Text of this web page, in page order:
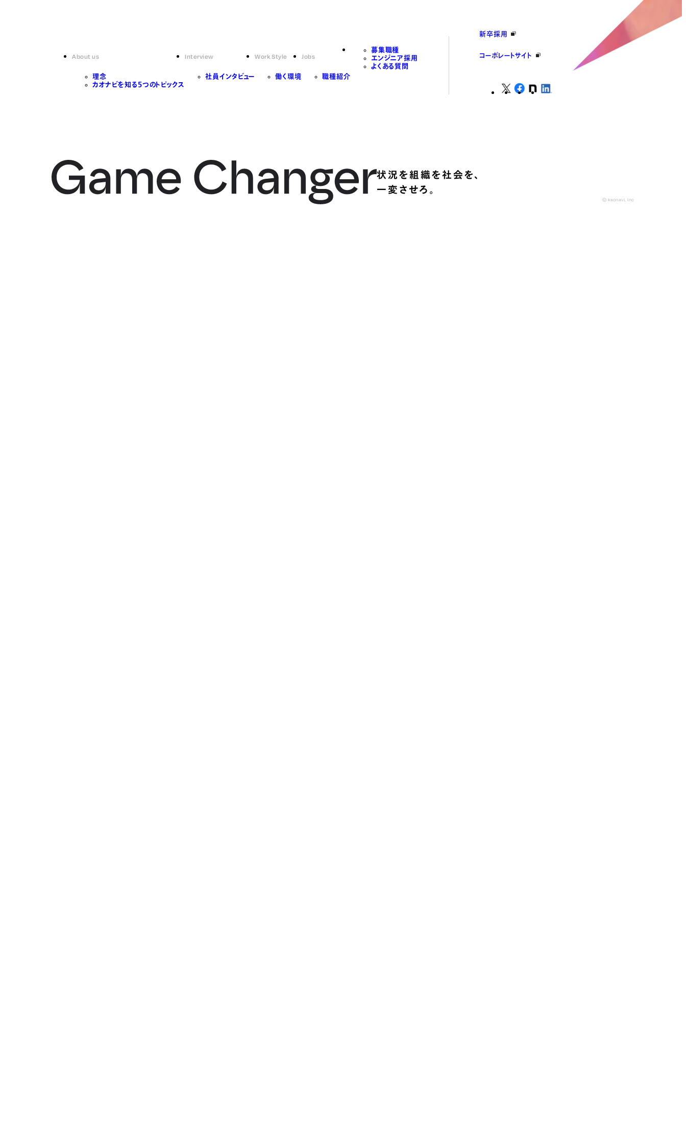
About us
理念
カオナビを知る5つのトピックス
Interview
社員インタビュー
Work Style
働く環境
Jobs
職種紹介
募集職種
エンジニア採用
よくある質問
新卒採用
コーポレートサイト
状況を組織を社会を、
一変させろ。
© kaonavi, Inc